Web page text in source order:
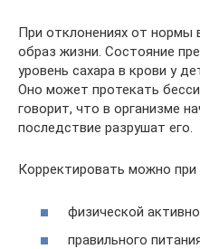
При отклонениях от нормы
образ жизни. Состояние
уровень сахара в крови у
Оно может протекать
говорит, что в организме
последствие разрушат его.
Корректировать можно
физической
правильного